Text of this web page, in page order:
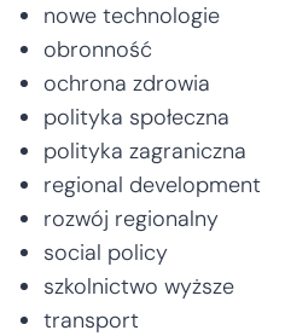
nowe technologie
obronność
ochrona zdrowia
polityka społeczna
polityka zagraniczna
regional development
rozwój regionalny
social policy
szkolnictwo wyższe
transport